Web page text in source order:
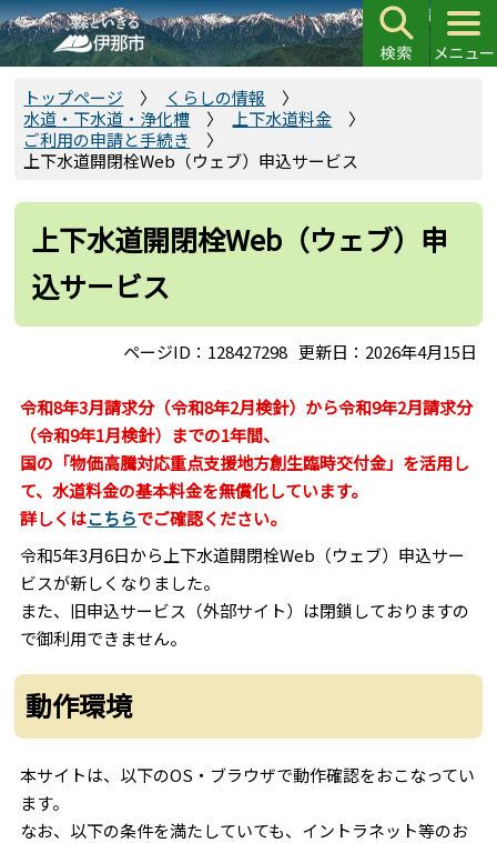
こ
の
ペ
頭
トップページ
くらしの情報
水道・下水道・浄化槽
上下水道料金
ご利用の申請と手続き
上下水道開閉栓Web（ウェブ）申込サービス
上下水道開閉栓Web（ウェブ）申
込サービス
ページID：128427298 更新日：2026年4月15日
令和8年3月請求分（令和8年2月検針）から令和9年2月請求分
（令和9年1月検針）までの1年間、
国の「物価高騰対応重点支援地方創生臨時交付金」を活用し
て、水道料金の基本料金を無償化しています。
詳しくはこちらでご確認ください。
令和5年3月6日から上下水道開閉栓Web（ウェブ）申込サー
ビスが新しくなりました。
また、旧申込サービス（外部サイト）は閉鎖しておりますの
で御利用できません。
動作環境
本サイトは、以下のOS・ブラウザで動作確認をおこなってい
ます。
なお、以下の条件を満たしていても、イントラネット等のお